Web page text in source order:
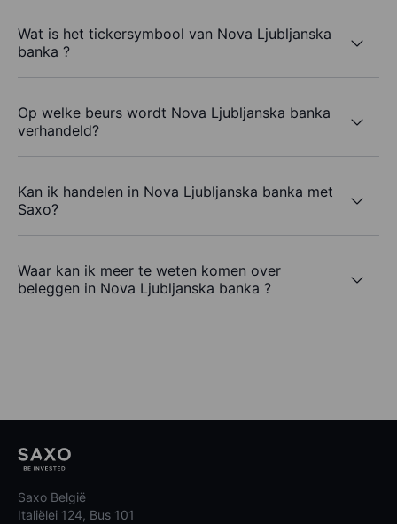
Wat is het tickersymbool van Nova Ljubljanska
banka ?
Op welke beurs wordt Nova Ljubljanska banka
verhandeld?
Kan ik handelen in Nova Ljubljanska banka met
Saxo?
Waar kan ik meer te weten komen over
beleggen in Nova Ljubljanska banka ?
Saxo België
Italiëlei 124, Bus 101